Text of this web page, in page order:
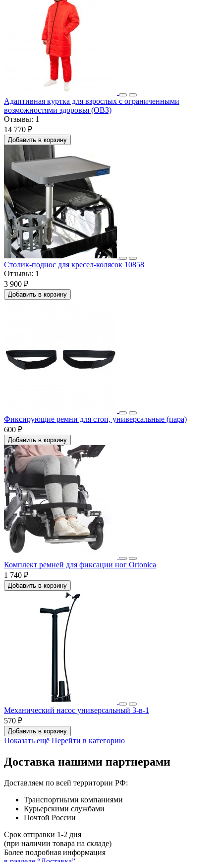
Адаптивная куртка для взрослых с ограниченными
возможностями здоровья (ОВЗ)
Отзывы: 1
14 770 ₽
Добавить в корзину
Столик-поднос для кресел-колясок 10858
Отзывы: 1
3 900 ₽
Добавить в корзину
Фиксирующие ремни для стоп, универсальные (пара)
600 ₽
Добавить в корзину
Комплект ремней для фиксации ног Ortonica
1 740 ₽
Добавить в корзину
Механический насос универсальный 3-в-1
570 ₽
Добавить в корзину
Показать ещё Перейти в категорию
Доставка нашими партнерами
Доставляем по всей территории РФ:
Транспортными компаниями
Курьерскими службами
Почтой России
Срок отправки 1-2 дня
(при наличии товара на складе)
Более подробная информация